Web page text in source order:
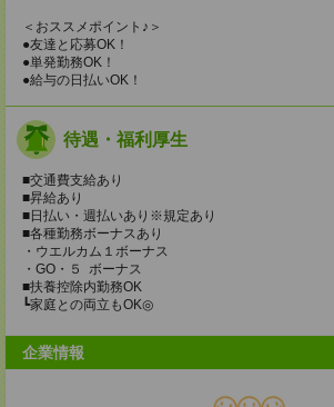
＜おススメポイント♪＞
●友達と応募OK！
●単発勤務OK！
●給与の日払いOK！
待遇・福利厚生
■交通費支給あり
■昇給あり
■日払い・週払いあり※規定あり
■各種勤務ボーナスあり
・ウエルカム１ボーナス
・GO・５ ボーナス
■扶養控除内勤務OK
┗家庭との両立もOK◎
企業情報